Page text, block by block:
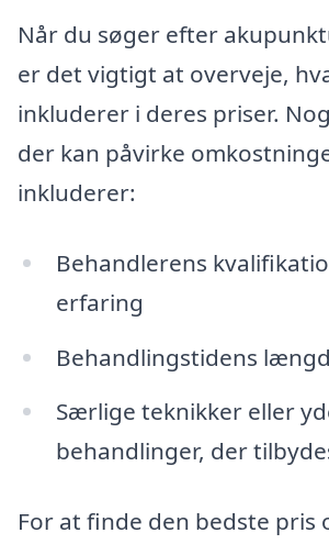
Når du søger efter
er det vigtigt at overveje,
inkluderer i deres priser.
der kan påvirke
inkluderer:
Behandlerens
erfaring
Behandlingstidens
Særlige teknikker eller
behandlinger, der
For at finde den bedste pris